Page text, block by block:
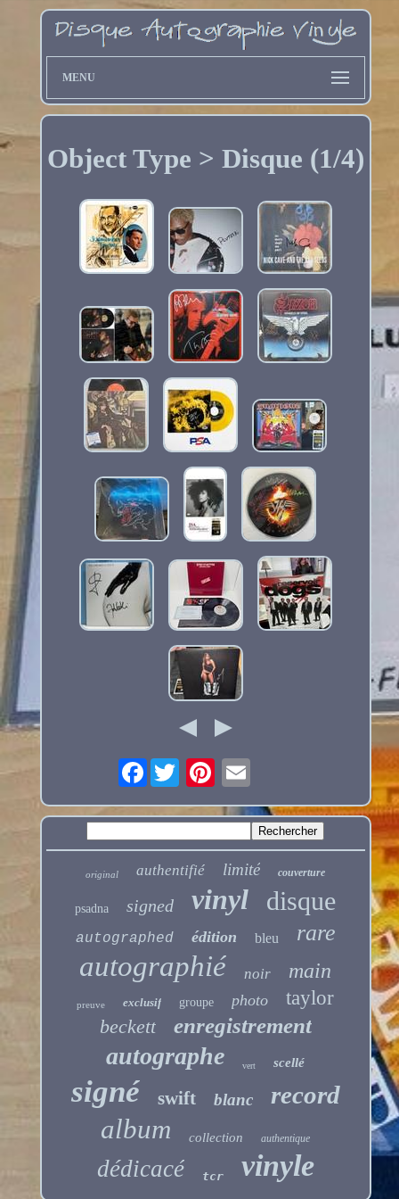
MENU
Object Type > Disque (1/4)
Facebook
original authentifié limité couverture
psadna signed vinyl disque
autographed édition bleu rare
autographié noir main
preuve exclusif groupe photo
taylor
beckett
enregistrement
autographe vert scellé
signé swift blanc record
album collection authentique
dédicacé tcr vinyle